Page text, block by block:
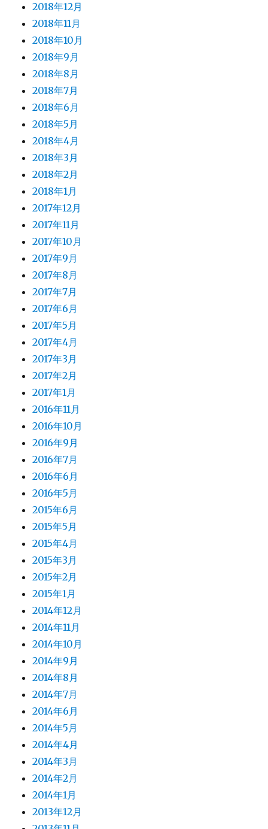
2018年12月
2018年11月
2018年10月
2018年9月
2018年8月
2018年7月
2018年6月
2018年5月
2018年4月
2018年3月
2018年2月
2018年1月
2017年12月
2017年11月
2017年10月
2017年9月
2017年8月
2017年7月
2017年6月
2017年5月
2017年4月
2017年3月
2017年2月
2017年1月
2016年11月
2016年10月
2016年9月
2016年7月
2016年6月
2016年5月
2015年6月
2015年5月
2015年4月
2015年3月
2015年2月
2015年1月
2014年12月
2014年11月
2014年10月
2014年9月
2014年8月
2014年7月
2014年6月
2014年5月
2014年4月
2014年3月
2014年2月
2014年1月
2013年12月